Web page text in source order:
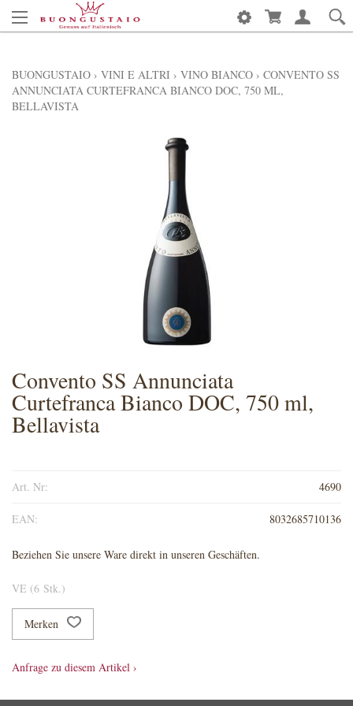
BUONGUSTAIO › VINI E ALTRI › VINO BIANCO › CONVENTO SS
ANNUNCIATA CURTEFRANCA BIANCO DOC, 750 ML,
BELLAVISTA
Convento SS Annunciata
Curtefranca Bianco DOC, 750 ml,
Bellavista
Art. Nr: 4690
EAN: 8032685710136
Beziehen Sie unsere Ware direkt in unseren Geschäften.
VE (6 Stk.)
Merken
Anfrage zu diesem Artikel ›